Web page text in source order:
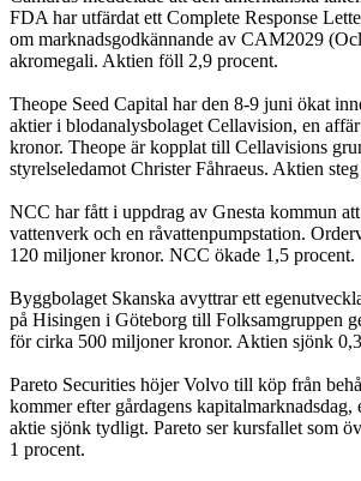
FDA har utfärdat ett Complete Response
om marknadsgodkännande av CAM2029
akromegali. Aktien föll 2,9 procent.
Theope Seed Capital har den 8-9 juni ökat
aktier i blodanalysbolaget Cellavision, en
kronor. Theope är kopplat till Cellavisions
styrelseledamot Christer Fåhraeus. Aktien
NCC har fått i uppdrag av Gnesta kommun
vattenverk och en råvattenpumpstation.
120 miljoner kronor. NCC ökade 1,5 procent.
Byggbolaget Skanska avyttrar ett
på Hisingen i Göteborg till Folksamgruppen
för cirka 500 miljoner kronor. Aktien sjönk
Pareto Securities höjer Volvo till köp från
kommer efter gårdagens
aktie sjönk tydligt. Pareto ser kursfallet som
1 procent.